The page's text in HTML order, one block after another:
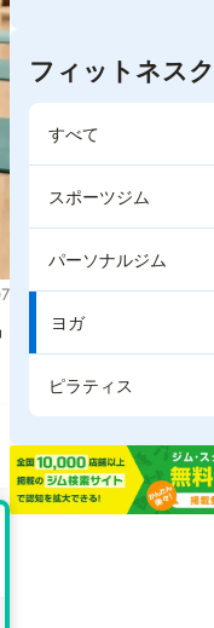
フィットネス
すべて
スポーツジム
パーソナルジム
ヨガ
ピラティス